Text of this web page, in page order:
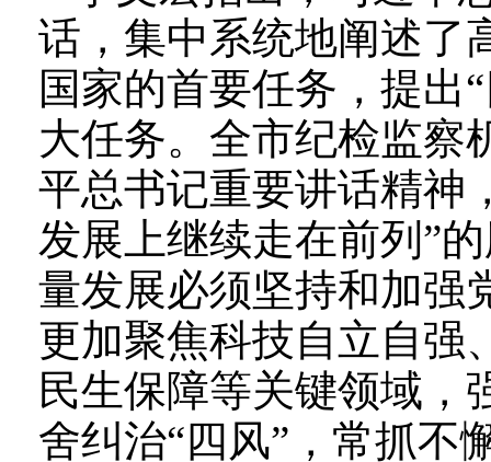
话，集中系统地阐述了
国家的首要任务，提出
大任务。全市纪检监察
平总书记重要讲话精神
发展上继续走在前列”
量发展必须坚持和加强
更加聚焦科技自立自强
民生保障等关键领域，
舍纠治“四风”，常抓不